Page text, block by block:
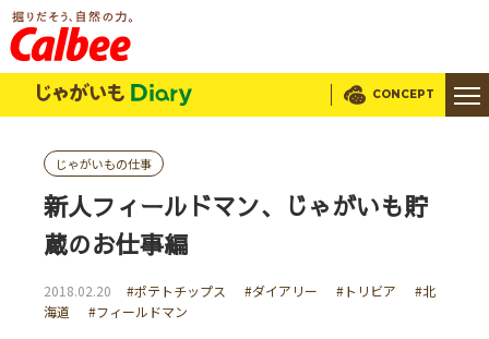
じゃがいもDialy CONCEPT
じゃがいもの仕事
新人フィールドマン、じゃがいも貯
蔵のお仕事編
2018.02.20 #ポテトチップス #ダイアリー #トリビア
#北
海道
#フィールドマン